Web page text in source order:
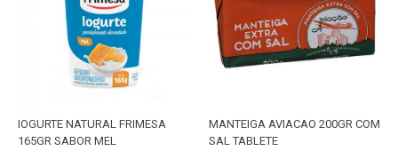
IOGURTE NATURAL FRIMESA
165GR SABOR MEL
MANTEIGA AVIACAO 200GR COM
SAL TABLETE